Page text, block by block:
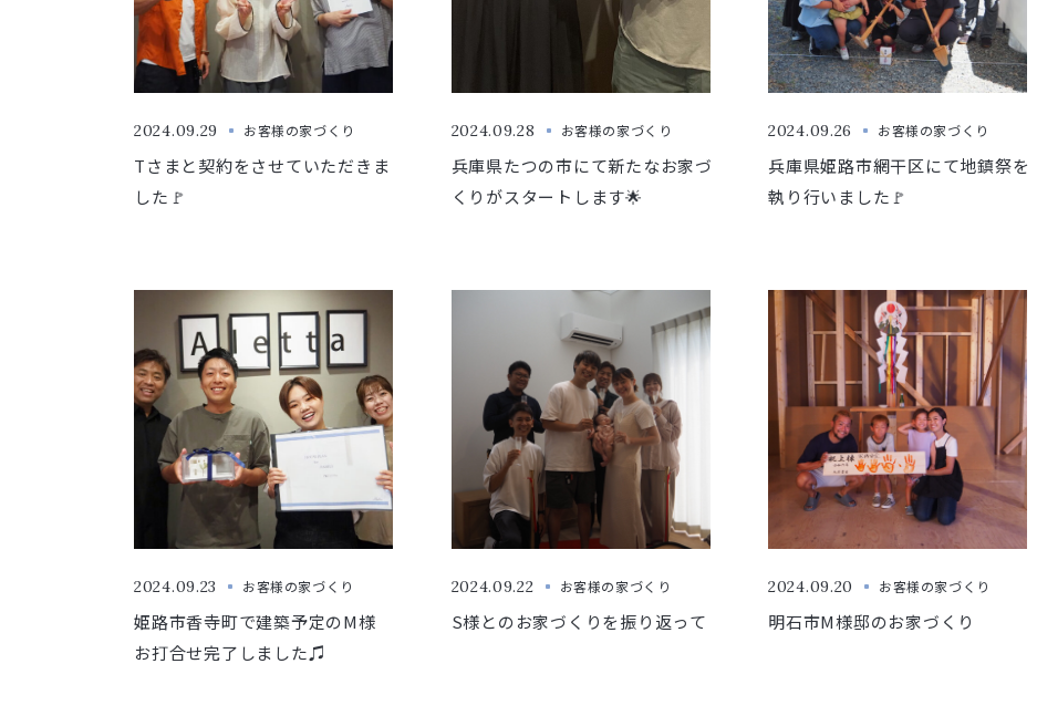
2024.09.29 お客様の家づくり
Tさまと契約をさせていただきま
した🚩
2024.09.28 お客様の家づくり
兵庫県たつの市にて新たなお家づ
くりがスタートします🌟
2024.09.26 お客様の家づくり
兵庫県姫路市網干区にて地鎮祭を
執り行いました🚩
2024.09.23 お客様の家づくり
姫路市香寺町で建築予定のM様
お打合せ完了しました♫
2024.09.22 お客様の家づくり
S様とのお家づくりを振り返って
2024.09.20 お客様の家づくり
明石市M様邸のお家づくり